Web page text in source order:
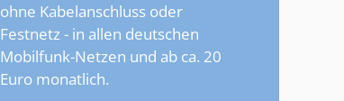
ohne Kabelanschluss oder
Festnetz - in allen deutschen
Mobilfunk-Netzen und ab ca. 20
Euro monatlich.